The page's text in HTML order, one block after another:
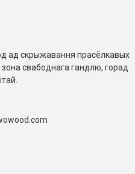
ад скрыжавання прасёлкавых
свабоднага гандлю, горад